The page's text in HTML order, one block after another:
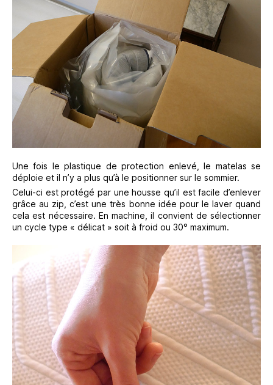
Une fois le plastique de protection enlevé, le matelas se
déploie et il n’y a plus qu’à le positionner sur le sommier.
Celui-ci est protégé par une housse qu’il est facile d’enlever
grâce au zip, c’est une très bonne idée pour le laver quand
cela est nécessaire. En machine, il convient de sélectionner
un cycle type « délicat » soit à froid ou 30° maximum.